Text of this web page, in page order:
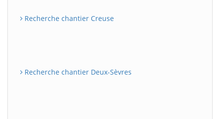
Recherche chantier Creuse
Recherche chantier Deux-Sèvres